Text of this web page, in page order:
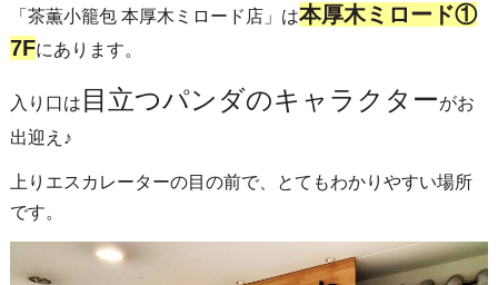
「茶薫小籠包 本厚木ミロード店」は本厚木ミロード①
7Fにあります。
入り口は 目立つパンダのキャラクターがお
出迎え♪
上りエスカレーターの目の前で、とてもわかりやすい場所
です。